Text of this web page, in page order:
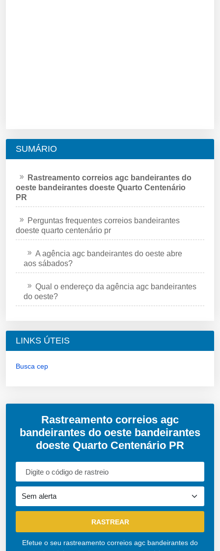
SUMÁRIO
Rastreamento correios agc bandeirantes do
oeste bandeirantes doeste Quarto Centenário
PR
Perguntas frequentes correios bandeirantes
doeste quarto centenário pr
A agência agc bandeirantes do oeste abre
aos sábados?
Qual o endereço da agência agc bandeirantes
do oeste?
LINKS ÚTEIS
Busca cep
Rastreamento correios agc
bandeirantes do oeste bandeirantes
doeste Quarto Centenário PR
Efetue o seu rastreamento correios agc bandeirantes do